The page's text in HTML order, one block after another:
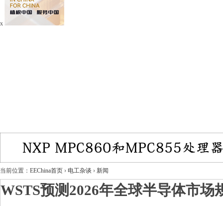
x
当前位置： EEChina首页 › 电工杂谈 › 新闻
WSTS预测2026年全球半导体市场